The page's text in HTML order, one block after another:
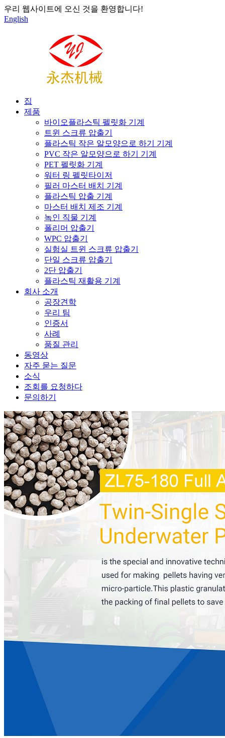
우리 웹사이트에 오신 것을 환영합니다!
English
집
제품
바이오플라스틱 펠릿화 기계
트윈 스크류 압출기
플라스틱 작은 알모양으로 하기 기계
PVC 작은 알모양으로 하기 기계
PET 펠릿화 기계
워터 링 펠릿타이저
필러 마스터 배치 기계
플라스틱 압출 기계
마스터 배치 제조 기계
녹인 직물 기계
폴리머 압출기
WPC 압출기
실험실 트윈 스크류 압출기
단일 스크류 압출기
2단 압출기
플라스틱 재활용 기계
회사 소개
공장견학
우리 팀
인증서
사례
품질 관리
동영상
자주 묻는 질문
소식
조회를 요청하다
문의하기